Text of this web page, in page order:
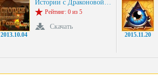
2013.10.04
Истории с Драконовой…
Рейтинг: 0 из 5
Скачать
2015.11.20